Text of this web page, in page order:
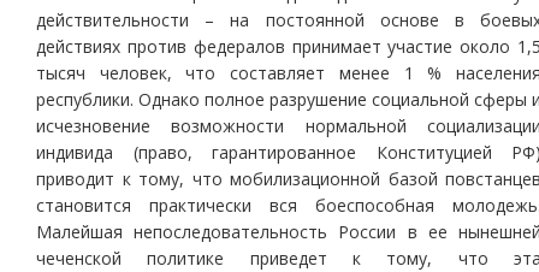
действительности – на постоянной основе в
действиях против федералов принимает участие около
тысяч человек, что составляет менее 1 %
республики. Однако полное разрушение социальной сферы
исчезновение возможности нормальной
индивида (право, гарантированное Конституцией
приводит к тому, что мобилизационной базой
становится практически вся боеспособная
Малейшая непоследовательность России в ее
чеченской политике приведет к тому, что